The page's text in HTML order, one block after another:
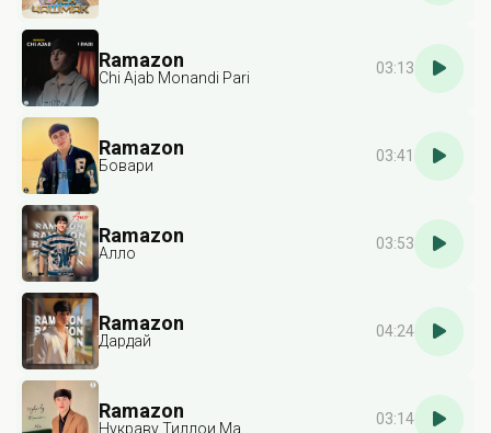
Ramazon
Chi Ajab Monandi Pari
03:13
Ramazon
Бовари
03:41
Ramazon
Алло
03:53
Ramazon
Дардай
04:24
Ramazon
Нукраву Тиллои Ма
03:14